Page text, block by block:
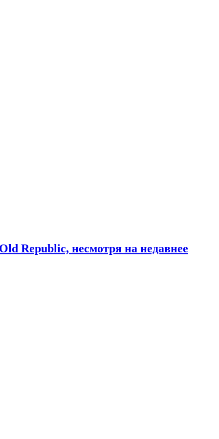
Republic, несмотря на недавнее